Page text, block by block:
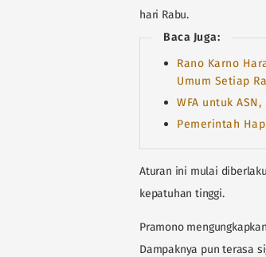
hari Rabu.
Baca Juga:
Rano Karno
Umum Setiap
WFA untuk
Pemerintah
Aturan ini mulai
kepatuhan tinggi.
Pramono
Dampaknya pun terasa